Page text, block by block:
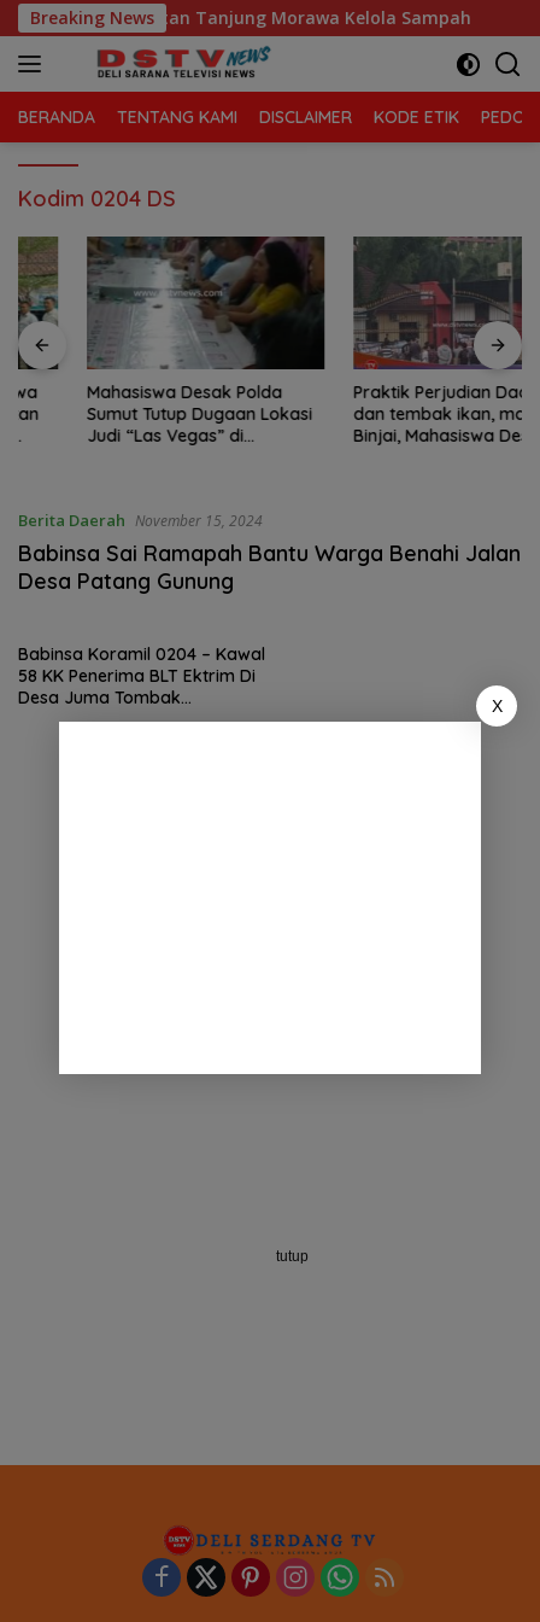
Langsung
ke
konten
Breaking News
Sari, Kecamatan Tanjung Morawa Kelola Sampah
BERANDA TENTANG KAMI DISCLAIMER KODE ETIK
Kodim 0204 DS
Mahasiswa Desak Polda
Sumut Tutup Dugaan Lokasi
Judi “Las Vegas” di
Praktik Perjudian Dadu putar
dan tembak ikan, marak di
Binjai, Mahasiswa Desak
Berita Daerah November 15, 2024
Babinsa Sai Ramapah Bantu Warga Benahi Jalan
Desa Patang Gunung
Babinsa Koramil 0204 – Kawal
58 KK Penerima BLT Ektrim Di
Desa Juma Tombak
Kecamatan STM Hilir
tutup
X